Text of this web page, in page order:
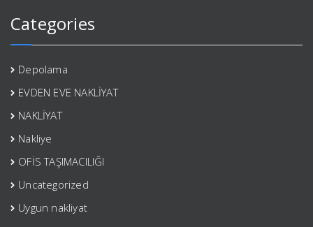
Categories
Depolama
EVDEN EVE NAKLİYAT
NAKLİYAT
Nakliye
OFİS TAŞIMACILIĞI
Uncategorized
Uygun nakliyat